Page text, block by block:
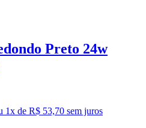
Preto 24w
1x de R$ 53,70 sem juros